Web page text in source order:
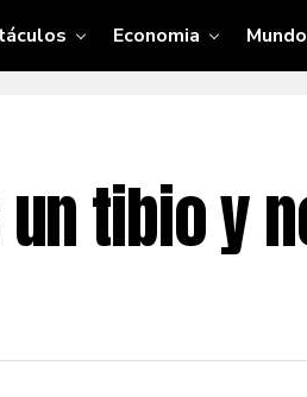
Economia Mundo
tibio y